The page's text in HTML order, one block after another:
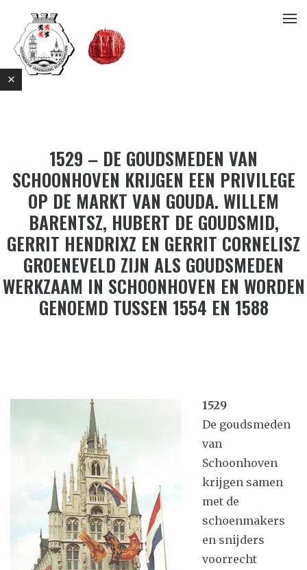
1529 – DE GOUDSMEDEN VAN
SCHOONHOVEN KRIJGEN EEN PRIVILEGE
OP DE MARKT VAN GOUDA. WILLEM
BARENTSZ, HUBERT DE GOUDSMID,
GERRIT HENDRIXZ EN GERRIT CORNELISZ
GROENEVELD ZIJN ALS GOUDSMEDEN
WERKZAAM IN SCHOONHOVEN EN WORDEN
GENOEMD TUSSEN 1554 EN 1588
1529
De goudsmeden
van
Schoonhoven
krijgen samen
met de
schoenmakers
en snijders
voorrecht